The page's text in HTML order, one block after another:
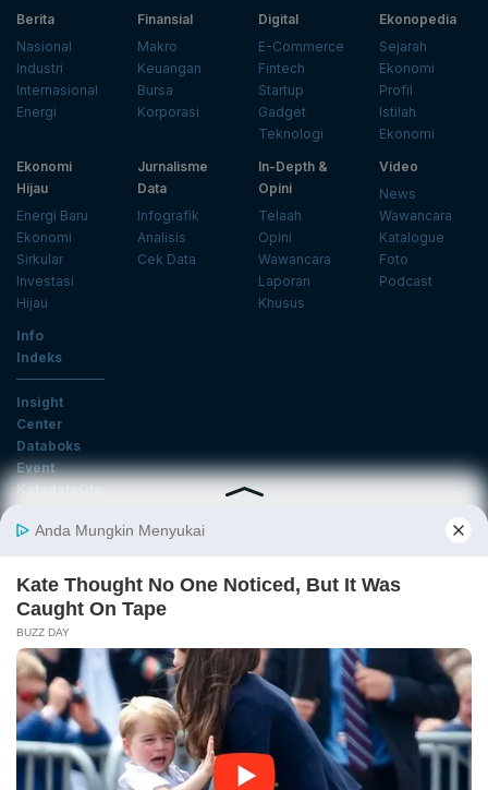
Berita
Nasional
Industri
Internasional
Energi
Finansial
Makro
Keuangan
Bursa
Korporasi
Digital
E-Commerce
Fintech
Startup
Gadget
Teknologi
Ekonopedia
Sejarah
Ekonomi
Profil
Istilah
Ekonomi
Ekonomi
Hijau
Energi Baru
Ekonomi
Sirkular
Investasi
Hijau
Jurnalisme
Data
Infografik
Analisis
Cek Data
In-Depth &
Opini
Telaah
Opini
Wawancara
Laporan
Khusus
Video
News
Wawancara
Katalogue
Foto
Podcast
Info
Indeks
Insight
Center
Databoks
Event
KatadataOto
Email
Tentang Katadata Advertising
Pedoman Media Siber
Kebijakan Privasi
Disclaimer
Hubungi Kami
©2025 Katadata. Hak cipta dilindungi Undang-undang.